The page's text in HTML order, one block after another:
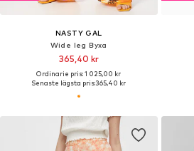
NASTY GAL
Wide leg Byxa
365,40 kr
Ordinarie pris: 1 025,00 kr
Senaste lägsta pris:365,40 kr